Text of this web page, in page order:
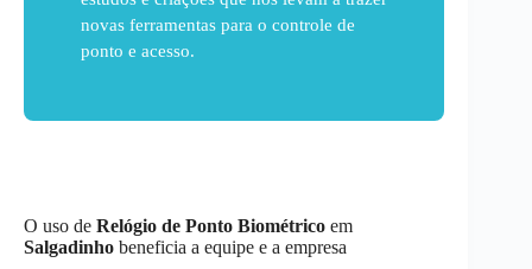
novas ferramentas para o controle de
ponto e acesso.
O uso de Relógio de Ponto Biométrico em
Salgadinho beneficia a equipe e a empresa